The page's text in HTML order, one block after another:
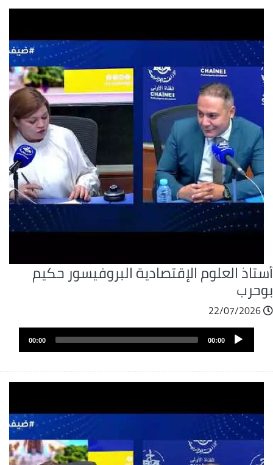
العلوم الإقتصادية البروفيسور حكيم
22/07/2026
ملفAudio
Player
00:00
00:00